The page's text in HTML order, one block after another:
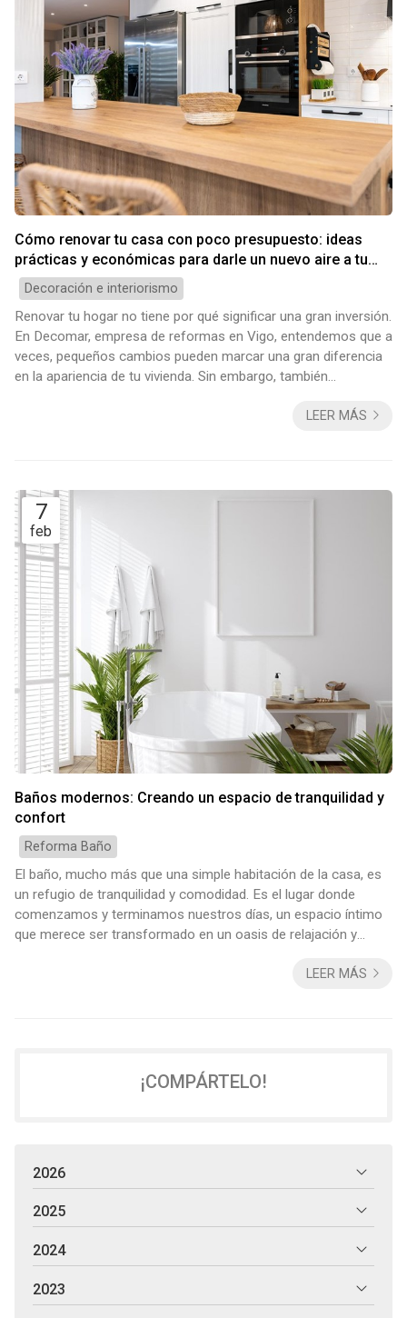
Cómo renovar tu casa con poco presupuesto: ideas
prácticas y económicas para darle un nuevo aire a tu
hogar
Decoración e interiorismo
Renovar tu hogar no tiene por qué significar una gran inversión.
En Decomar, empresa de reformas en Vigo, entendemos que a
veces, pequeños cambios pueden marcar una gran diferencia
en la apariencia de tu vivienda. Sin embargo, también
reformar una casa y los condicionantes que esto puede traer
LEER MÁS
7
feb
Baños modernos: Creando un espacio de tranquilidad y
confort
Reforma Baño
El baño, mucho más que una simple habitación de la casa, es
un refugio de tranquilidad y comodidad. Es el lugar donde
comenzamos y terminamos nuestros días, un espacio íntimo
que merece ser transformado en un oasis de relajación y
nuestra pasión es convertir sueños en realidad, creando baños
LEER MÁS
¡COMPÁRTELO!
2026
2025
2024
2023